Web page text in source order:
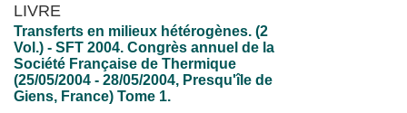
LIVRE
Transferts en milieux hétérogènes. (2
Vol.) - SFT 2004. Congrès annuel de la
Société Française de Thermique
(25/05/2004 - 28/05/2004, Presqu'île de
Giens, France) Tome 1.